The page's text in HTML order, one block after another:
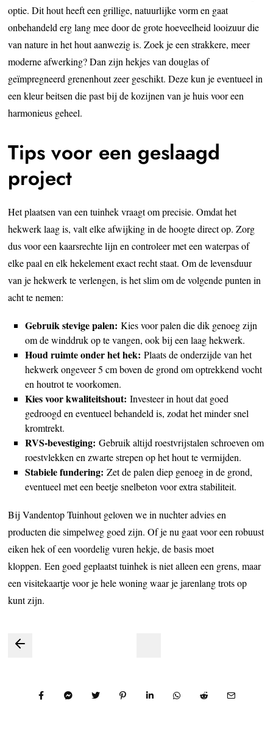
optie. Dit hout heeft een grillige, natuurlijke vorm en gaat
onbehandeld erg lang mee door de grote hoeveelheid looizuur die
van nature in het hout aanwezig is. Zoek je een strakkere, meer
moderne afwerking? Dan zijn hekjes van douglas of
geïmpregneerd grenenhout zeer geschikt. Deze kun je eventueel in
een kleur beitsen die past bij de kozijnen van je huis voor een
harmonieus geheel.
Tips voor een geslaagd
project
Het plaatsen van een tuinhek vraagt om precisie. Omdat het
hekwerk laag is, valt elke afwijking in de hoogte direct op. Zorg
dus voor een kaarsrechte lijn en controleer met een waterpas of
elke paal en elk hekelement exact recht staat. Om de levensduur
van je hekwerk te verlengen, is het slim om de volgende punten in
acht te nemen:
Gebruik stevige palen: Kies voor palen die dik genoeg zijn
om de winddruk op te vangen, ook bij een laag hekwerk.
Houd ruimte onder het hek: Plaats de onderzijde van het
hekwerk ongeveer 5 cm boven de grond om optrekkend vocht
en houtrot te voorkomen.
Kies voor kwaliteitshout: Investeer in hout dat goed
gedroogd en eventueel behandeld is, zodat het minder snel
kromtrekt.
RVS-bevestiging: Gebruik altijd roestvrijstalen schroeven om
roestvlekken en zwarte strepen op het hout te vermijden.
Stabiele fundering: Zet de palen diep genoeg in de grond,
eventueel met een beetje snelbeton voor extra stabiliteit.
Bij Vandentop Tuinhout geloven we in nuchter advies en
producten die simpelweg goed zijn. Of je nu gaat voor een robuust
eiken hek of een voordelig vuren hekje, de basis moet
kloppen. Een goed geplaatst tuinhek is niet alleen een grens, maar
een visitekaartje voor je hele woning waar je jarenlang trots op
kunt zijn.
Bericht